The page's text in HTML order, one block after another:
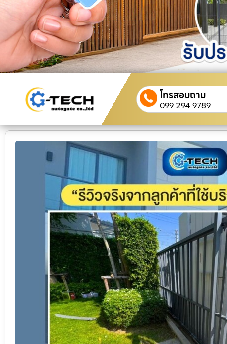
โทรสอบถาม
099 294 9789